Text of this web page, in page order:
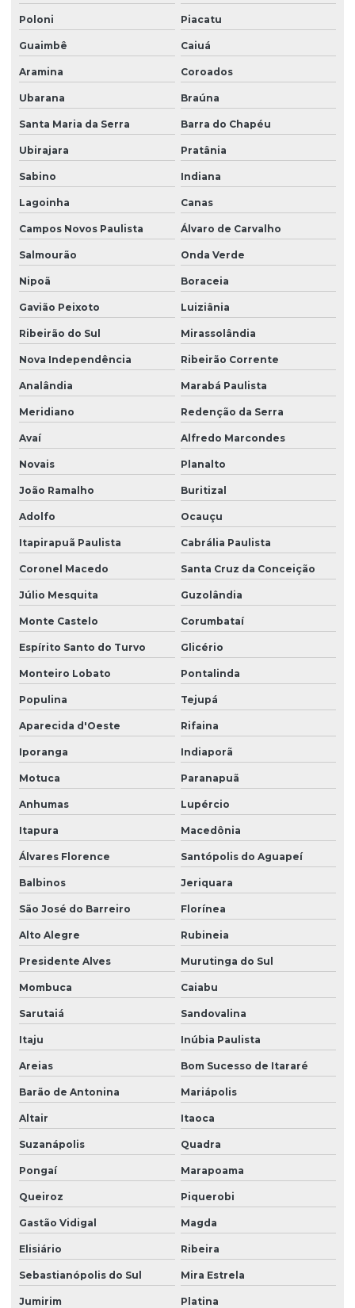
Poloni Piacatu
Guaimbê Caiuá
Aramina Coroados
Ubarana Braúna
Santa Maria da Serra Barra do Chapéu
Ubirajara Pratânia
Sabino Indiana
Lagoinha Canas
Campos Novos Paulista Álvaro de Carvalho
Salmourão Onda Verde
Nipoã Boraceia
Gavião Peixoto Luiziânia
Ribeirão do Sul Mirassolândia
Nova Independência Ribeirão Corrente
Analândia Marabá Paulista
Meridiano Redenção da Serra
Avaí Alfredo Marcondes
Novais Planalto
João Ramalho Buritizal
Adolfo Ocauçu
Itapirapuã Paulista Cabrália Paulista
Coronel Macedo Santa Cruz da Conceição
Júlio Mesquita Guzolândia
Monte Castelo Corumbataí
Espírito Santo do Turvo Glicério
Monteiro Lobato Pontalinda
Populina Tejupá
Aparecida d'Oeste Rifaina
Iporanga Indiaporã
Motuca Paranapuã
Anhumas Lupércio
Itapura Macedônia
Álvares Florence Santópolis do Aguapeí
Balbinos Jeriquara
São José do Barreiro Florínea
Alto Alegre Rubineia
Presidente Alves Murutinga do Sul
Mombuca Caiabu
Sarutaiá Sandovalina
Itaju Inúbia Paulista
Areias Bom Sucesso de Itararé
Barão de Antonina Mariápolis
Altair Itaoca
Suzanápolis Quadra
Pongaí Marapoama
Queiroz Piquerobi
Gastão Vidigal Magda
Elisiário Ribeira
Sebastianópolis do Sul Mira Estrela
Jumirim Platina